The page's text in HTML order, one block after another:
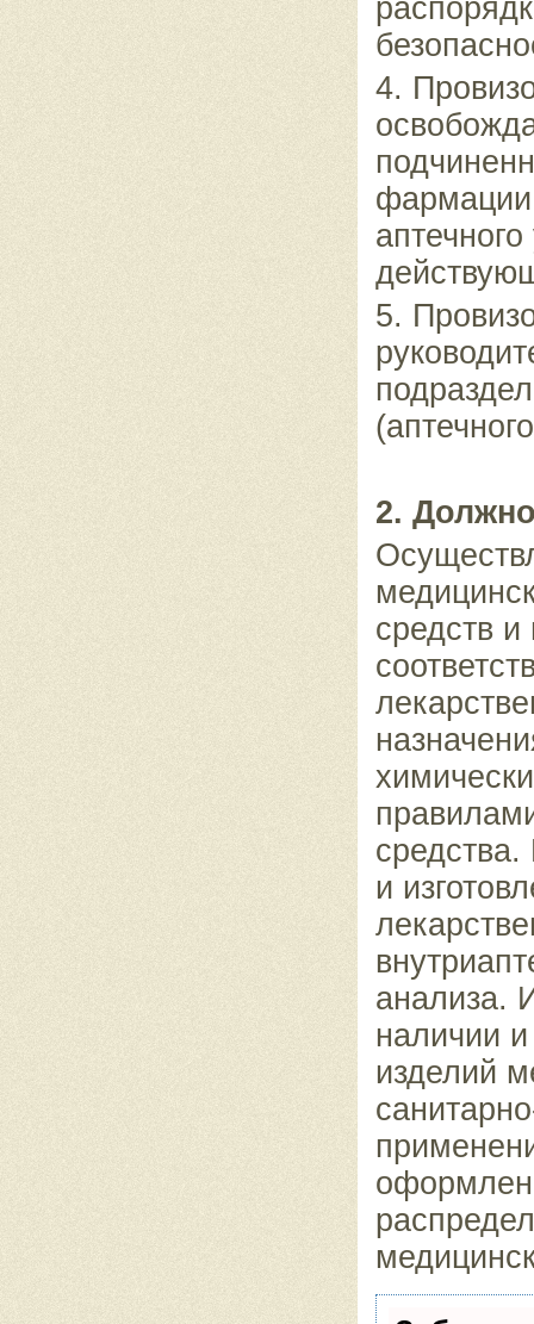
4.
фармации
5.
2.
средств и
и
анализа.
наличии
изделий